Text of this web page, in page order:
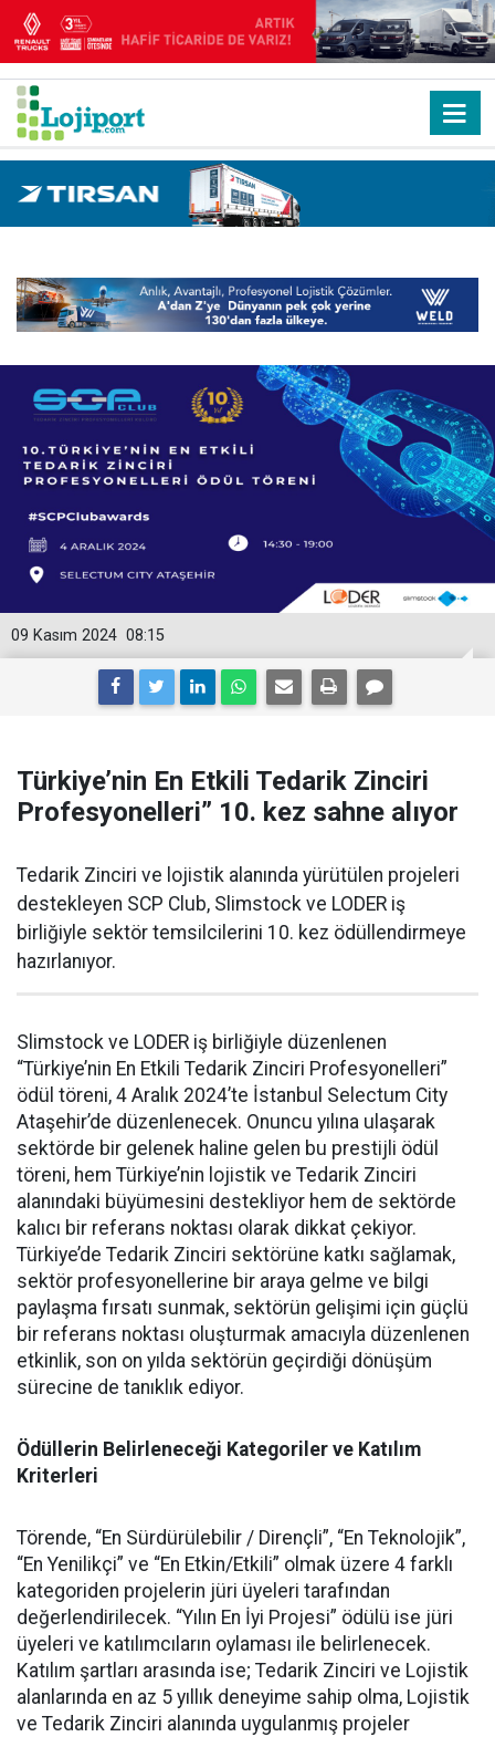
08:15
09 Kasım 2024
Türkiye’nin En Etkili Tedarik Zinciri
Profesyonelleri” 10. kez sahne alıyor
Tedarik Zinciri ve lojistik alanında yürütülen projeleri
destekleyen SCP Club, Slimstock ve LODER iş
birliğiyle sektör temsilcilerini 10. kez ödüllendirmeye
hazırlanıyor.
Slimstock ve LODER iş birliğiyle düzenlenen
“Türkiye’nin En Etkili Tedarik Zinciri Profesyonelleri”
ödül töreni, 4 Aralık 2024’te İstanbul Selectum City
Ataşehir’de düzenlenecek. Onuncu yılına ulaşarak
sektörde bir gelenek haline gelen bu prestijli ödül
töreni, hem Türkiye’nin lojistik ve Tedarik Zinciri
alanındaki büyümesini destekliyor hem de sektörde
kalıcı bir referans noktası olarak dikkat çekiyor.
Türkiye’de Tedarik Zinciri sektörüne katkı sağlamak,
sektör profesyonellerine bir araya gelme ve bilgi
paylaşma fırsatı sunmak, sektörün gelişimi için güçlü
bir referans noktası oluşturmak amacıyla düzenlenen
etkinlik, son on yılda sektörün geçirdiği dönüşüm
sürecine de tanıklık ediyor.
Ödüllerin Belirleneceği Kategoriler ve Katılım
Kriterleri
Törende, “En Sürdürülebilir / Dirençli”, “En Teknolojik”,
“En Yenilikçi” ve “En Etkin/Etkili” olmak üzere 4 farklı
kategoriden projelerin jüri üyeleri tarafından
değerlendirilecek. “Yılın En İyi Projesi” ödülü ise jüri
üyeleri ve katılımcıların oylaması ile belirlenecek.
Katılım şartları arasında ise; Tedarik Zinciri ve Lojistik
alanlarında en az 5 yıllık deneyime sahip olma, Lojistik
ve Tedarik Zinciri alanında uygulanmış projeler